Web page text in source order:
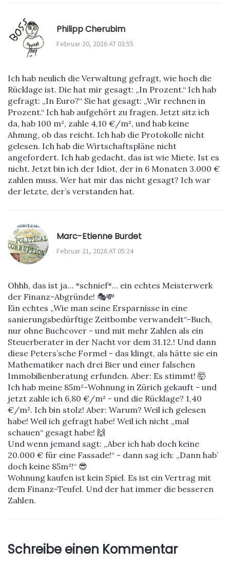
Philipp Cherubim
Februar 20, 2026 AT 03:55
Ich hab neulich die Verwaltung gefragt, wie hoch die
Rücklage ist. Die hat mir gesagt: „In Prozent.“ Ich hab
gefragt: „In Euro?“ Sie hat gesagt: „Wir rechnen in
Prozent.“ Ich hab aufgehört zu fragen. Jetzt sitz ich
da, hab 100 m², zahle 4,10 €/m², und hab keine
Ahnung, ob das reicht. Ich hab die Protokolle nicht
gelesen. Ich hab die Wirtschaftspläne nicht
angefordert. Ich hab gedacht, das ist wie Miete. Ist es
nicht. Jetzt bin ich der Idiot, der in 6 Monaten 3.000 €
zahlen muss. Wer hat mir das nicht gesagt? Ich war
der letzte, der’s verstanden hat.
Marc-Etienne Burdet
Februar 21, 2026 AT 05:24
Ohhh, das ist ja… *schnief*… ein echtes Meisterwerk
der Finanz-Abgründe! 🎭💸
Ein echtes „Wie man seine Ersparnisse in eine
sanierungsbedürftige Zeitbombe verwandelt“-Buch,
nur ohne Buchcover - und mit mehr Zahlen als ein
Steuerberater in der Nacht vor dem 31.12.! Und dann
diese Peters’sche Formel - das klingt, als hätte sie ein
Mathematiker nach drei Bier und einer falschen
Immobilienberatung erfunden. Aber: Es stimmt! 🤯
Ich hab meine 85m²-Wohnung in Zürich gekauft - und
jetzt zahle ich 6,80 €/m² - und die Rücklage? 1,40
€/m². Ich bin stolz! Aber: Warum? Weil ich gelesen
habe! Weil ich gefragt habe! Weil ich nicht „mal
schauen“ gesagt habe! 🙌
Und wenn jemand sagt: „Aber ich hab doch keine
20.000 € für eine Fassade!“ - dann sag ich: „Dann hab’
doch keine 85m²!“ 😎
Wohnung kaufen ist kein Spiel. Es ist ein Vertrag mit
dem Finanz-Teufel. Und der hat immer die besseren
Zahlen.
Schreibe einen Kommentar